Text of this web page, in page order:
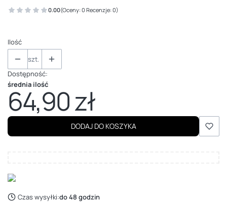
0.00(Oceny: 0 Recenzje: 0)
Ilość
szt.
Dostępność:
średnia ilość
Cena
64,90 zł
DODAJ DO KOSZYKA
Czas wysyłki:do 48 godzin